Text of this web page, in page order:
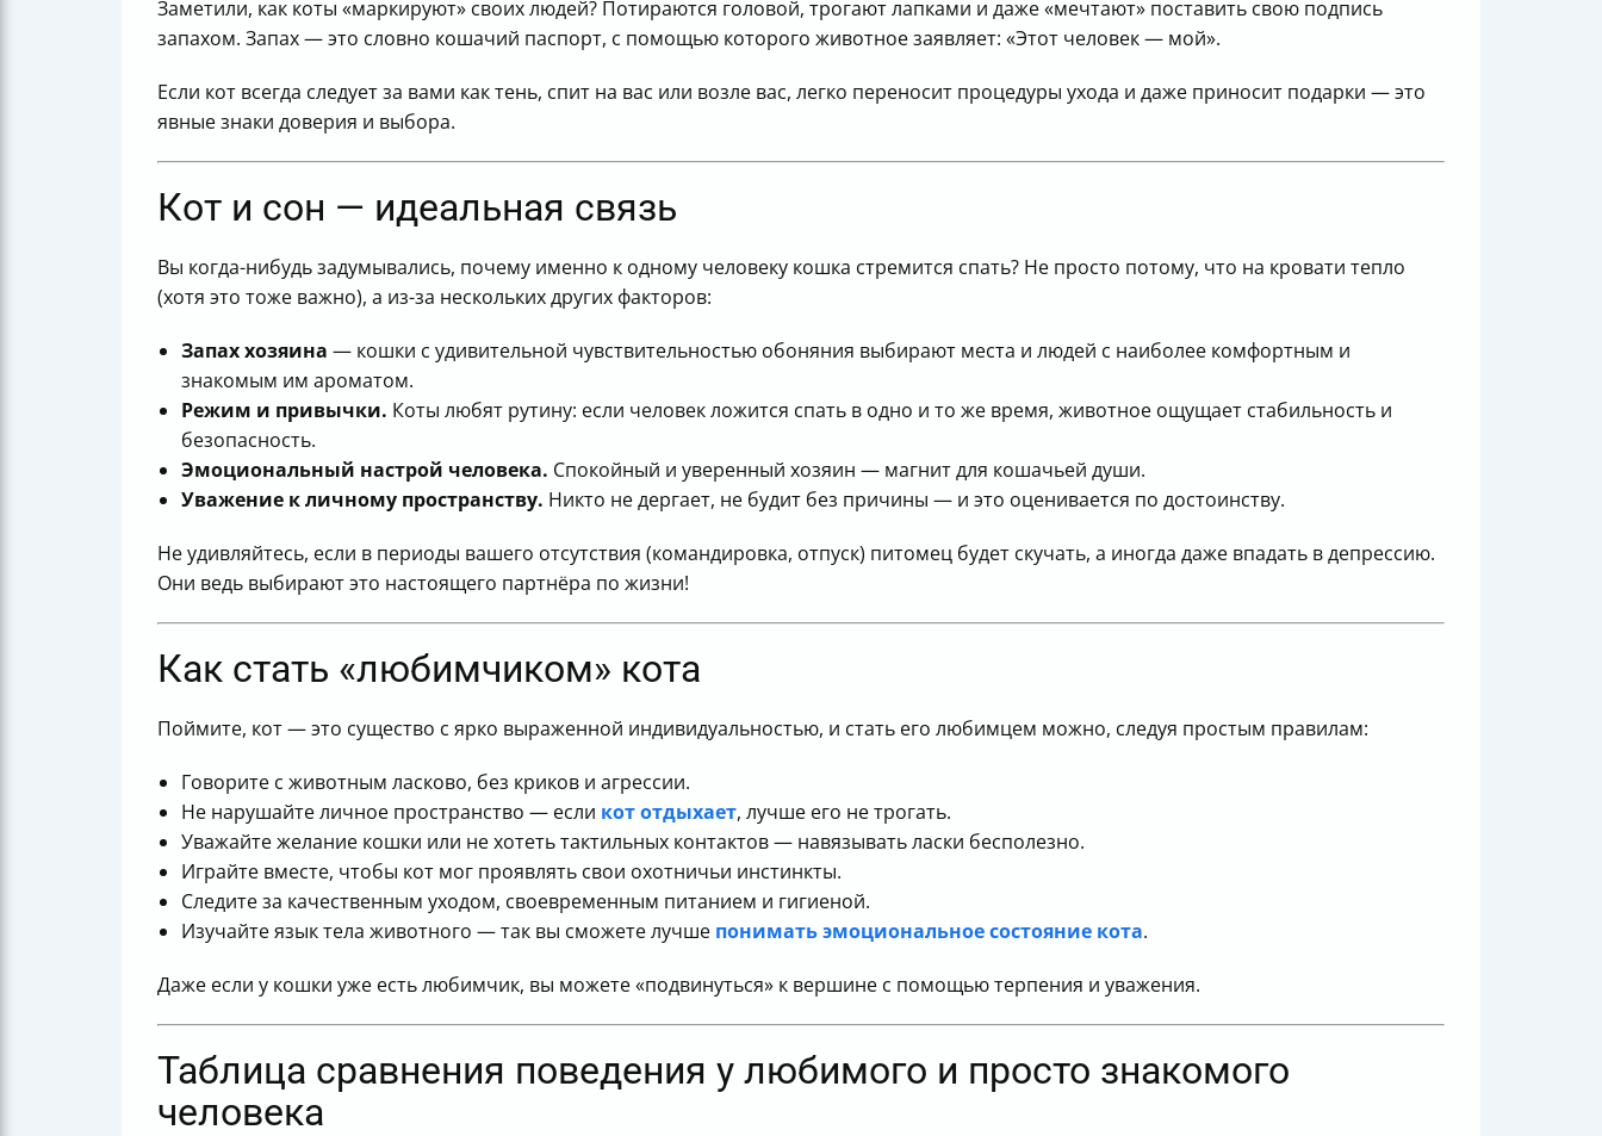
Заметили, как коты «маркируют» своих людей? Потираются головой, трогают лапками и даже «мечтают» поставить свою подпись
запахом. Запах — это словно кошачий паспорт, с помощью которого животное заявляет: «Этот человек — мой».
Если кот всегда следует за вами как тень, спит на вас или возле вас, легко переносит процедуры ухода и даже приносит подарки — это
явные знаки доверия и выбора.
Кот и сон — идеальная связь
Вы когда-нибудь задумывались, почему именно к одному человеку кошка стремится спать? Не просто потому, что на кровати тепло
(хотя это тоже важно), а из-за нескольких других факторов:
Запах хозяина — кошки с удивительной чувствительностью обоняния выбирают места и людей с наиболее комфортным и
знакомым им ароматом.
Режим и привычки. Коты любят рутину: если человек ложится спать в одно и то же время, животное ощущает стабильность и
безопасность.
Эмоциональный настрой человека. Спокойный и уверенный хозяин — магнит для кошачьей души.
Уважение к личному пространству. Никто не дергает, не будит без причины — и это оценивается по достоинству.
Не удивляйтесь, если в периоды вашего отсутствия (командировка, отпуск) питомец будет скучать, а иногда даже впадать в депрессию.
Они ведь выбирают это настоящего партнёра по жизни!
Как стать «любимчиком» кота
Поймите, кот — это существо с ярко выраженной индивидуальностью, и стать его любимцем можно, следуя простым правилам:
Говорите с животным ласково, без криков и агрессии.
Не нарушайте личное пространство — если кот отдыхает, лучше его не трогать.
Уважайте желание кошки или не хотеть тактильных контактов — навязывать ласки бесполезно.
Играйте вместе, чтобы кот мог проявлять свои охотничьи инстинкты.
Следите за качественным уходом, своевременным питанием и гигиеной.
Изучайте язык тела животного — так вы сможете лучше понимать эмоциональное состояние кота.
Даже если у кошки уже есть любимчик, вы можете «подвинуться» к вершине с помощью терпения и уважения.
Таблица сравнения поведения у любимого и просто знакомого
человека